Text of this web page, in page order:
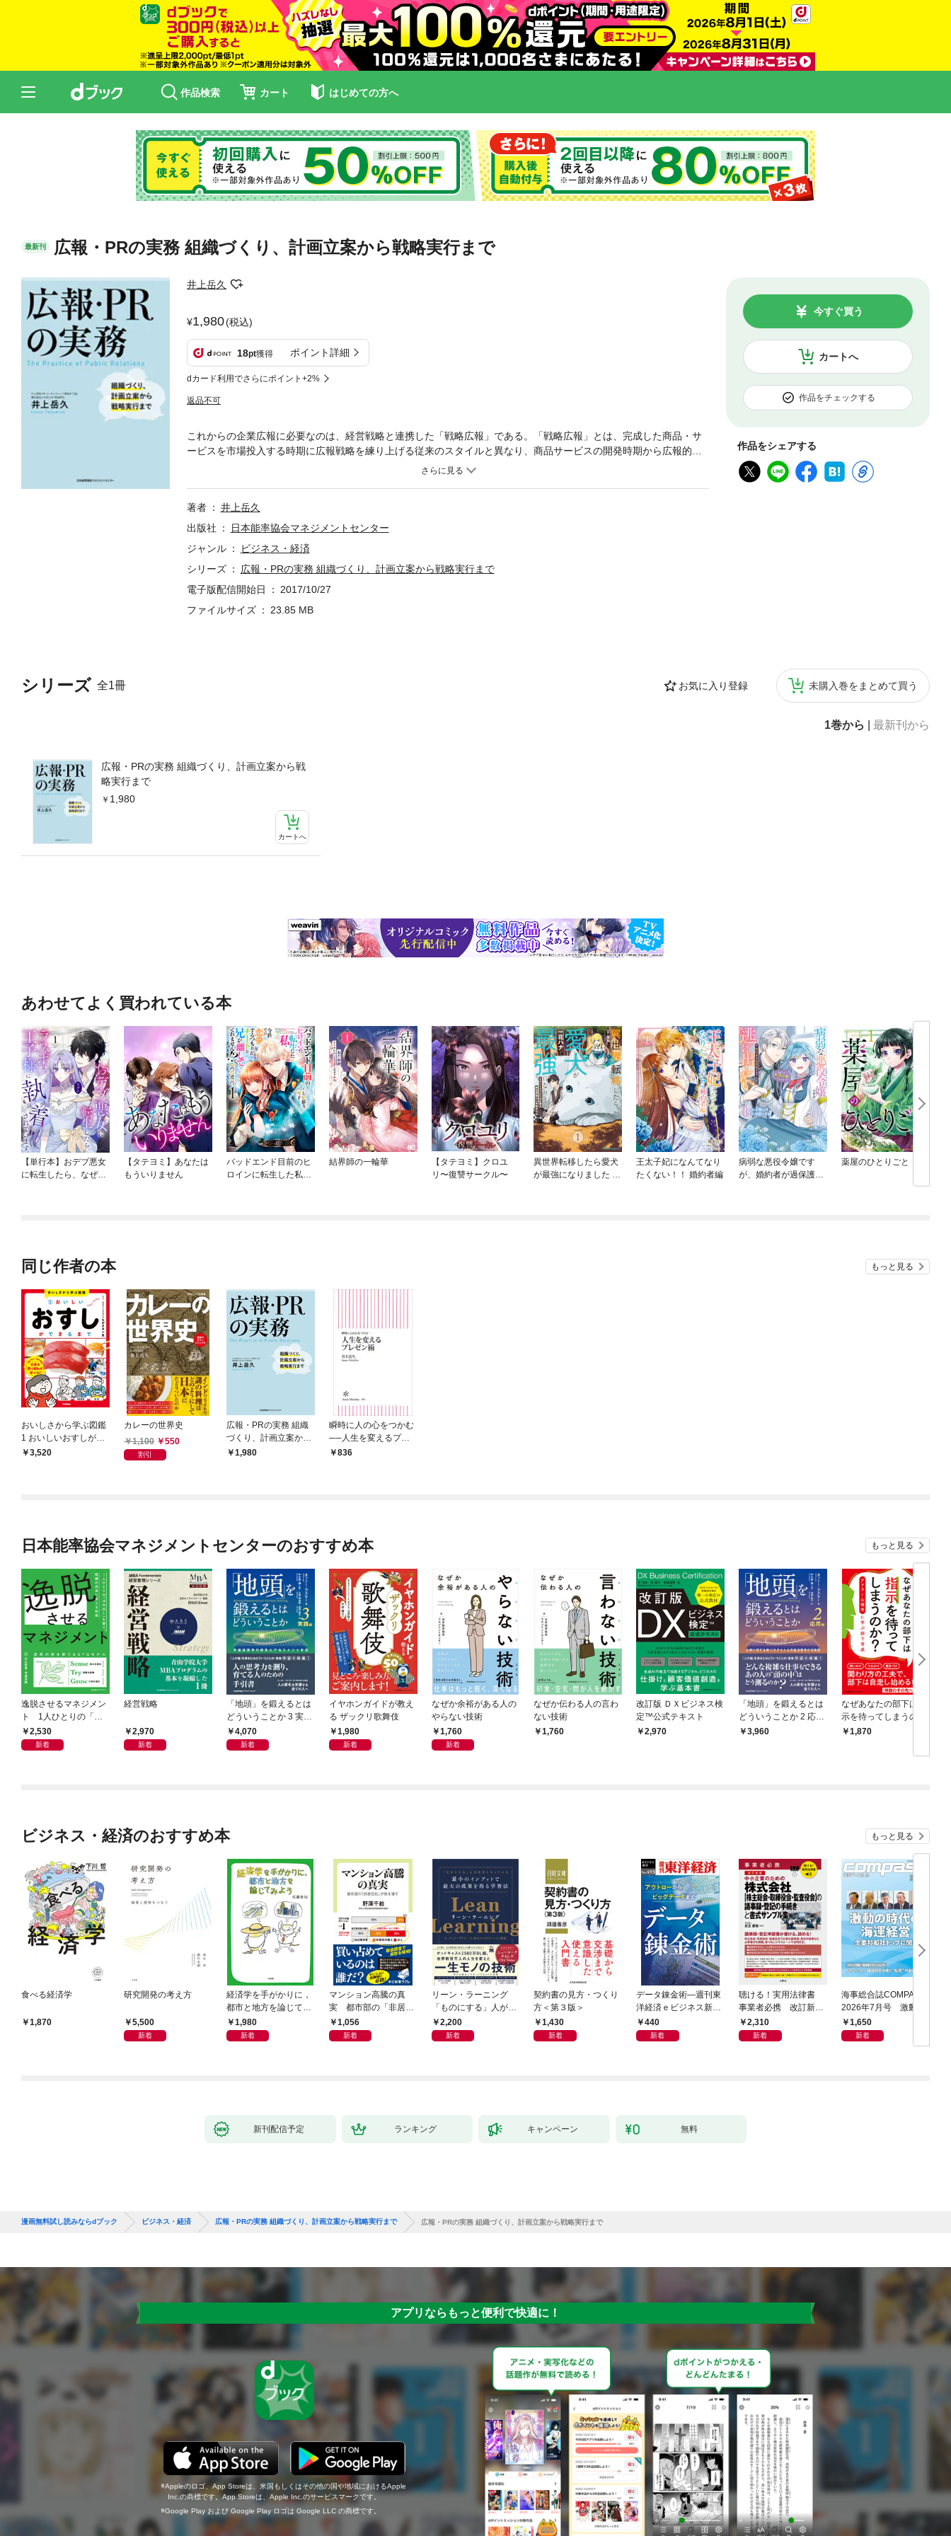
作品検索 カート はじめての方へ
最新刊 広報・PRの実務 組織づくり、計画立案から戦略実行まで
井上岳久
1,980(税込)
18pt獲得 ポイント詳細
dカード利用でさらにポイント+2%
返品不可
カートへ
今すぐ買う
作品をチェックする
作品をシェアする
シリーズ 全1冊 お気に入り登録 未購入巻をまとめて買う
1巻から 最新刊から
広報・PRの実務 組織づくり、計画立案から戦
略実行まで
1,980
カートへ
これからの企業広報に必要なのは、経営戦略と連携した「戦略広報」である。「戦略広報」とは、完成した商品・サ
ービスを市場投入する時期に広報戦略を練り上げる従来のスタイルと異なり、商品サービスの開発時期から広報的要
素をそれらに組み込むことで宣伝告知効果を高め、顧客の認知や期待、そして信頼を最大化させる新たなPR戦略であ
得られるチームをつくりたいそう望む人たちの手引書として有効な1冊になっている。
著者
井上岳久
出版社
日本能率協会マネジメントセンター
ジャンル
ビジネス・経済
シリーズ
広報・PRの実務 組織づくり、計画立案から戦略実行まで
電子版配信開始日
2017/10/27
ファイルサイズ
23.85 MB
あわせてよく買われている本
【単行本】おデブ悪女
に転生したら、なぜか
【タテヨミ】あなたは
もういりません
バッドエンド目前のヒ
ロインに転生した私、
結界師の一輪華
【タテヨミ】クロユ
リ〜復讐サークル〜
異世界転移したら愛犬
が最強になりました ～
王太子妃になんてなり
たくない！！ 婚約者編
病弱な悪役令嬢です
が、婚約者が過保護す
薬屋のひとりごと
同じ作者の本 もっと見る
おいしさから学ぶ図鑑
1 おいしいおすしがで
きるまで
3,520
カレーの世界史
1,100
550
割引
広報・PRの実務 組織
づくり、計画立案から
戦略実行まで
1,980
瞬時に人の心をつかむ
──人生を変えるプレ
ゼン術
836
日本能率協会マネジメントセンターのおすすめ本 もっと見る
逸脱させるマネジメン
ト 1人ひとりの「は
み出し」を育て、組織
の成長に変える技術
2,530
新着
経営戦略
2,970
新着
「地頭」を鍛えるとは
どういうことか 3 実践
編 弁証法思考の体系
とアセスメント手法
4,070
新着
イヤホンガイドが教え
る ザックリ歌舞伎
1,980
新着
なぜか余裕がある人の
やらない技術
1,760
新着
なぜか伝わる人の言わ
ない技術
1,760
改訂版 ＤＸビジネス検
定™公式テキスト
2,970
「地頭」を鍛えるとは
どういうことか 2 応用
編 仕事に対する新パ
3,960
なぜあなたの部下は指
示を待ってしまうの
か？ アドラー心理学
1,870
ビジネス・経済のおすすめ本 もっと見る
食べる経済学
1,870
研究開発の考え方
5,500
新着
経済学を手がかりに，
都市と地方を論じてみ
よう1,980
新着
マンション高騰の真
実 都市部の「非居住
化」が街を壊す
1,056
新着
リーン・ラーニング
「ものにする」人が自
然とやっている 最小の
インプットで最大の成
2,200
新着
契約書の見方・つくり
方＜第３版＞
1,430
新着
データ錬金術―週刊東
洋経済ｅビジネス新書
Ｎo.493
440
新着
聴ける！実用法律書
事業者必携 改訂新
版 中小企業のための
株式会社【株主総会・
2,310
新着
海事総合誌COMPASS
2026年7月号 激動の
時代の海運経営 主要
邦船社トップに聞く
1,650
新着
新刊配信予定 ランキング キャンペーン 無料
漫画無料試し読みならdブック ビジネス・経済 広報・PRの実務 組織づくり、計画立案から戦略実行まで 広報・PRの実務 組織づくり、計画立案から戦略実行まで
アプリならもっと便利で快適に！
Appleのロゴ、App Storeは、米国もしくはその他の国や地域におけるApple
Inc.の商標です。App Storeは、Apple Inc.のサービスマークです。
Google Play および Google Play ロゴは Google LLC の商標です。